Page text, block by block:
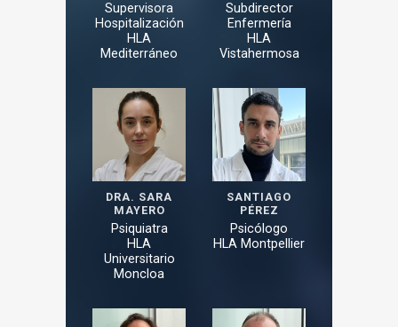
Supervisora
Hospitalización
HLA
Mediterráneo
Subdirector
Enfermería
HLA
Vistahermosa
DRA. SARA
MAYERO
Psiquiatra
HLA
Universitario
Moncloa
SANTIAGO
PÉREZ
Psicólogo
HLA Montpellier